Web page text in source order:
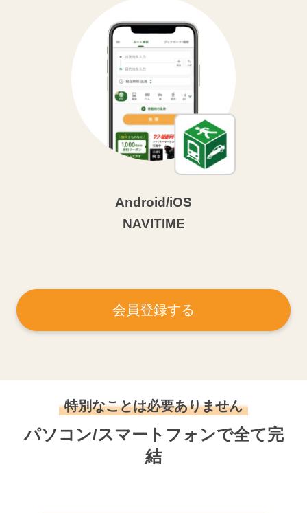
Android/iOS
NAVITIME
会員登録する
特別なことは必要ありません
パソコン/スマートフォンで全て完
結